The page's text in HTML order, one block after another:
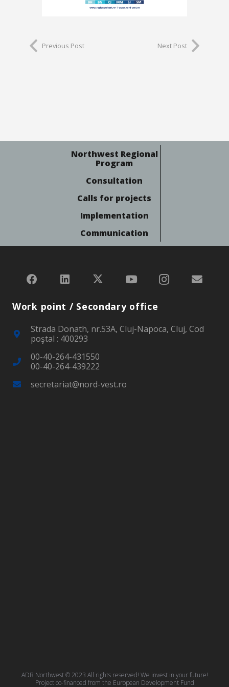
Previous Post Next Post
Northwest Regional
Program
Consultation
Calls for projects
Implementation
Communication
Work point / Secondary office
Strada Donath, nr.53A, Cluj-Napoca, Cluj, Cod
poştal : 400293
00-40-264-431550
00-40-264-439222
secretariat@nord-vest.ro
ADR Northwest © 2023 All rights reserved! We invest in your future!
Project co-financed from the European Development Fund